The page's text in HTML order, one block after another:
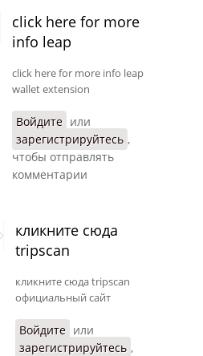
click here for more
info leap
click here for more info leap
wallet extension
Войдите или
зарегистрируйтесь ,
чтобы отправлять
комментарии
кликните сюда
tripscan
кликните сюда tripscan
официальный сайт
Войдите или
зарегистрируйтесь ,